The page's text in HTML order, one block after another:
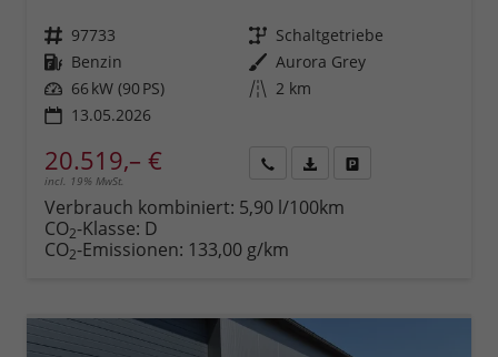
Fahrzeugnr. 97733 Getriebe Schaltgetriebe
Kraftstoff Benzin Außenfarbe Aurora Grey
Leistung 66 kW (90 PS) Kilometerstand 2 km
13.05.2026
20.519,– €
incl. 19% MwSt.
anfordern
Datei,
Verbrauch kombiniert: 5,90 l/100km
CO2-Klasse: D
CO2-Emissionen: 133,00 g/km